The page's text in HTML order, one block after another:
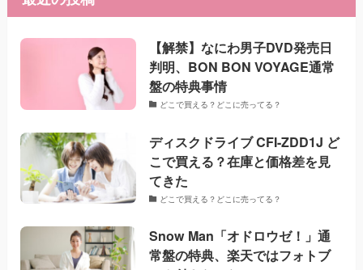
【解禁】なにわ男子DVD発売日
判明、BON BON VOYAGE通常
盤の特典事情
どこで買える？どこに売ってる？
ディスクドライブ CFI-ZDD1J ど
こで買える？在庫と価格差を見
てきた
どこで買える？どこに売ってる？
Snow Man「オドロウゼ！」通
常盤の特典、楽天ではフォトブ